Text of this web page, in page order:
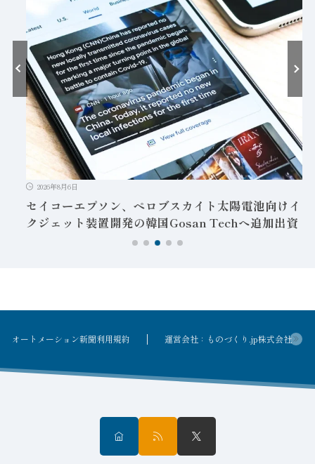
2026年8月6日
セイコーエプソン、ペロブスカイト太陽電池向けイン
クジェット装置開発の韓国Gosan Techへ追加出資
オートメーション新聞利用規約 運営会社：ものづくり.jp株式会社